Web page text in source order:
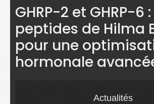
Actualités
Sciences
Maladies
Soins
GHRP-2 et GHRP-6
peptides de Hilma
pour une
hormonale
Actualités